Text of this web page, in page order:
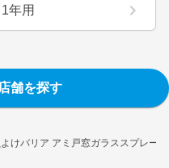
けバリア アミ戸窓ガラススプレー
年用
舗を探す